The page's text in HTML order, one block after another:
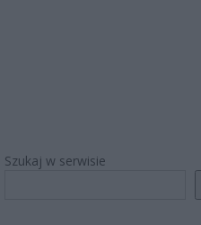
Szukaj w serwisie